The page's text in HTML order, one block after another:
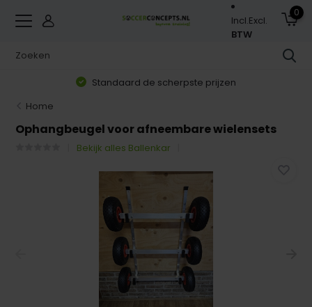
Incl.Excl.
BTW
0
Standaard de scherpste prijzen
Home
Ophangbeugel voor afneembare wielensets
Bekijk alles Ballenkar